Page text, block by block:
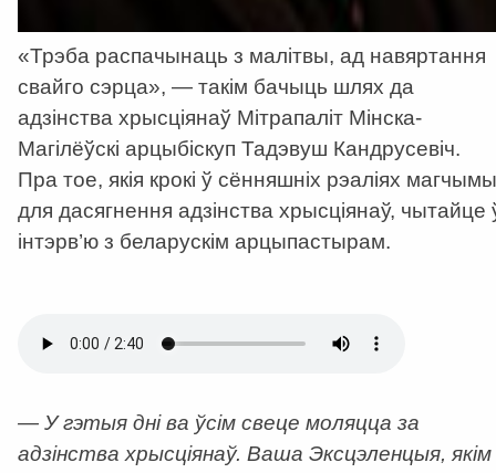
«Трэба распачынаць з малітвы, ад навяртання
свайго сэрца», — такім бачыць шлях да
адзінства хрысціянаў Мітрапаліт Мінска-
Магілёўскі арцыбіскуп Тадэвуш Кандрусевіч.
Пра тое, якія крокі ў сённяшніх рэаліях магчымы
для дасягнення адзінства хрысціянаў, чытайце
інтэрв’ю з беларускім арцыпастырам.
— У гэтыя дні ва ўсім свеце моляцца за
адзінства хрысціянаў. Ваша Эксцэленцыя, якім